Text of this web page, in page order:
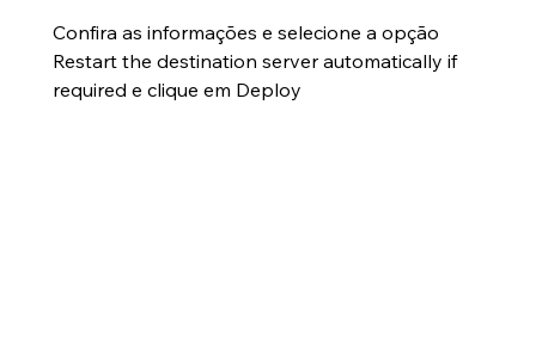
Confira as informações e selecione a opção
Restart the destination server automatically if
required e clique em Deploy